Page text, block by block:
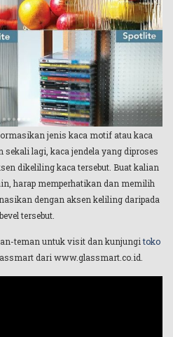
jenis kaca motif atau kaca
lagi, kaca jendela yang diproses
dikeliling kaca tersebut. Buat kalian
harap memperhatikan dan memilih
dengan aksen keliling daripada
tersebut.
teman untuk visit dan kunjungitoko
dari www.glassmart.co.id.